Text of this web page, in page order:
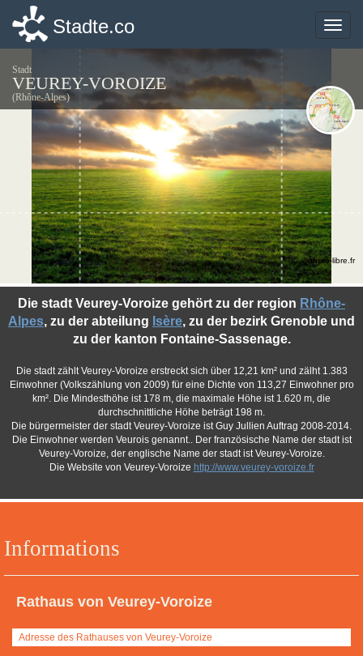
Toggle
Stadte.co
Stadt
VEUREY-VOROIZE
(Rhône-Alpes)
Informations
Rathaus von Veurey-Voroize
Adresse des Rathauses von Veurey-Voroize
Die stadt Veurey-Voroize gehört zu der region Rhône-
Alpes, zu der abteilung Isère, zu der bezirk Grenoble und
zu der kanton Fontaine-Sassenage.
Die stadt zählt Veurey-Voroize erstreckt sich über 12,21 km² und zälht 1.383
Einwohner (Volkszählung von 2009) für eine Dichte von 113,27 Einwohner pro
km². Die Mindesthöhe ist 178 m, die maximale Höhe ist 1.620 m, die
durchschnittliche Höhe beträgt 198 m.
Die bürgermeister der stadt Veurey-Voroize ist Guy Jullien Auftrag 2008-2014.
Die Einwohner werden Veurois genannt.. Der französische Name der stadt ist
Veurey-Voroize, der englische Name der stadt ist Veurey-Voroize.
Die Website von Veurey-Voroize http://www.veurey-voroize.fr
©photo-libre.fr
Toggle
Stadte.co